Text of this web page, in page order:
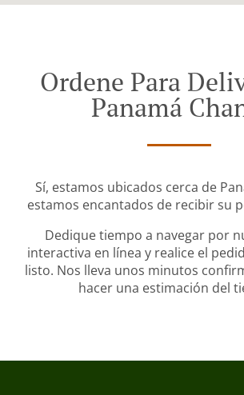
Ordene Para
Panamá
Sí, estamos ubicados cerca de
estamos encantados de recibir su
Dedique tiempo a navegar por
interactiva en línea y realice el
listo. Nos lleva unos minutos
hacer una estimación del